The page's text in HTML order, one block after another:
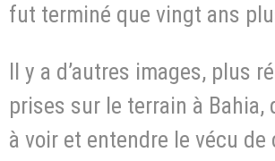
fut terminé que vingt ans
Il y a d’autres images, plus
prises sur le terrain à Bahia,
à voir et entendre le vécu de